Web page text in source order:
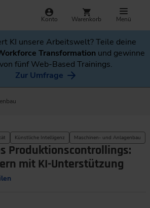
Konto Warenkorb Menü
KI unsere Arbeitswelt? Teile deine
Transformation und gewinne
fünf Web-Based Trainings.
Zur Umfrage
Künstliche Intelligenz Maschinen- und Anlagenbau
Produktionscontrollings:
mit KI-Unterstützung